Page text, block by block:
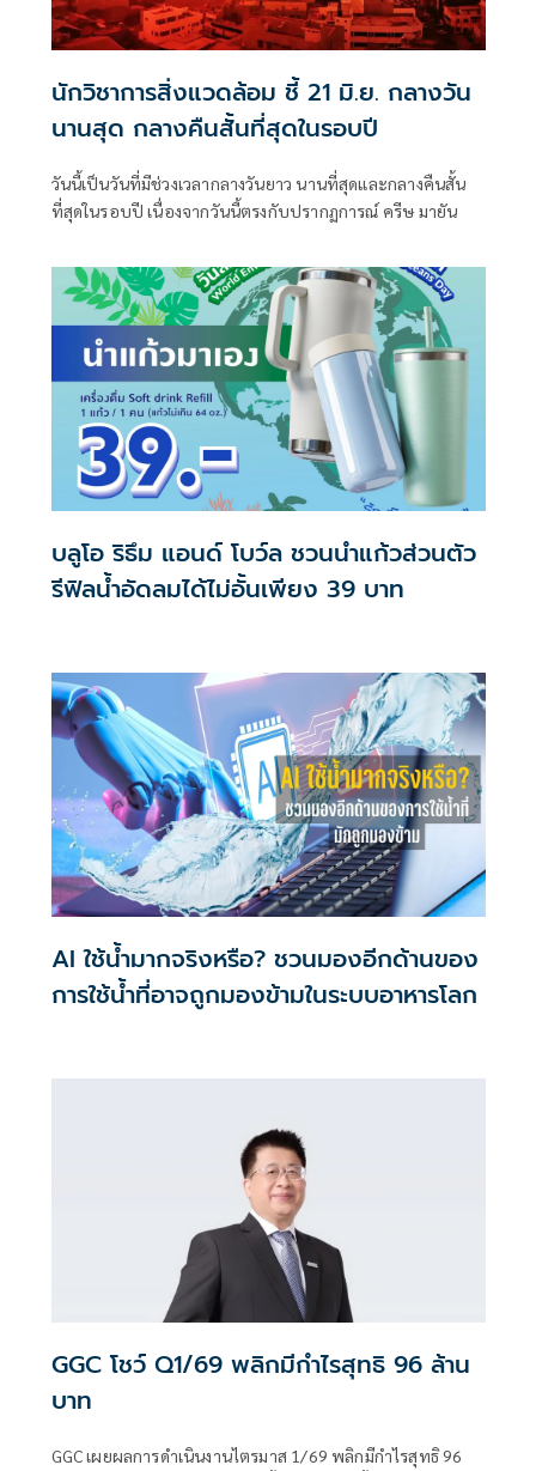
นักวิชาการสิ่งแวดล้อม ชี้ 21 มิ.ย. กลางวัน
นานสุด กลางคืนสั้นที่สุดในรอบปี
วันนี้เป็นวันที่มีช่วงเวลากลางวันยาว นานที่สุดและกลางคืนสั้น
ที่สุดในรอบปี เนื่องจากวันนี้ตรงกับปรากฏการณ์ ครีษ มายัน
บลูโอ ริธึม แอนด์ โบว์ล ชวนนำแก้วส่วนตัว
รีฟิลน้ำอัดลมได้ไม่อั้นเพียง 39 บาท
AI ใช้น้ำมากจริงหรือ? ชวนมองอีกด้านของ
การใช้น้ำที่อาจถูกมองข้ามในระบบอาหารโลก
GGC โชว์ Q1/69 พลิกมีกำไรสุทธิ 96 ล้าน
บาท
GGC เผยผลการดำเนินงานไตรมาส 1/69 พลิกมีกำไรสุทธิ 96